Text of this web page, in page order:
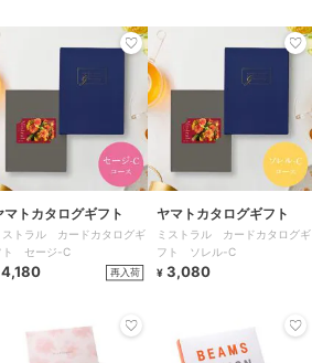
マトカタログギフト
ストラル カードカタログギ
ト セージ-C
4,180 再入荷
ヤマトカタログギフト
ミストラル カードカタログギ
フト ソレル-C
¥ 3,080